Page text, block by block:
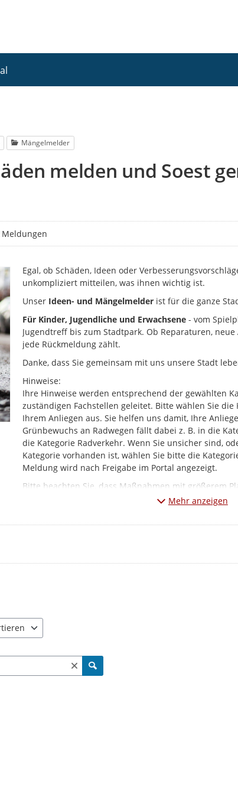
Mängelmelder
melden und Soest
Egal, ob Schäden, Ideen oder
unkompliziert mitteilen, was ihnen wichtig ist.
Unser Ideen- und Mängelmelder ist für die ganze
Für Kinder, Jugendliche und Erwachsene - vom
Jugendtreff bis zum Stadtpark. Ob Reparaturen,
jede Rückmeldung zählt.
Danke, dass Sie gemeinsam mit uns unsere Stadt
Hinweise:
Ihre Hinweise werden entsprechend der gewählten
zuständigen Fachstellen geleitet. Bitte wählen Sie
Ihrem Anliegen aus. Sie helfen uns damit, Ihre
Grünbewuchs an Radwegen fällt dabei z. B. in die
die Kategorie Radverkehr. Wenn Sie unsicher sind,
Kategorie vorhanden ist, wählen Sie bitte die
Meldung wird nach Freigabe im Portal angezeigt.
Bitte beachten Sie, dass Maßnahmen mit größerem
nicht über den Mängelmelder abgewickelt werden.
Mehr anzeigen